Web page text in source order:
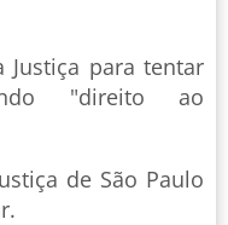
Justiça para tentar
"direito ao
de São Paulo